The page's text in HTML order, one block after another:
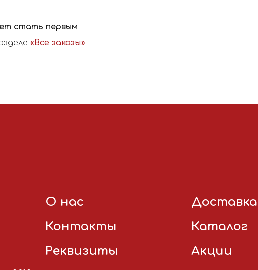
стать первым
«Все заказы»
О нас
Контакты
Реквизиты
Доставка
Каталог
Акции